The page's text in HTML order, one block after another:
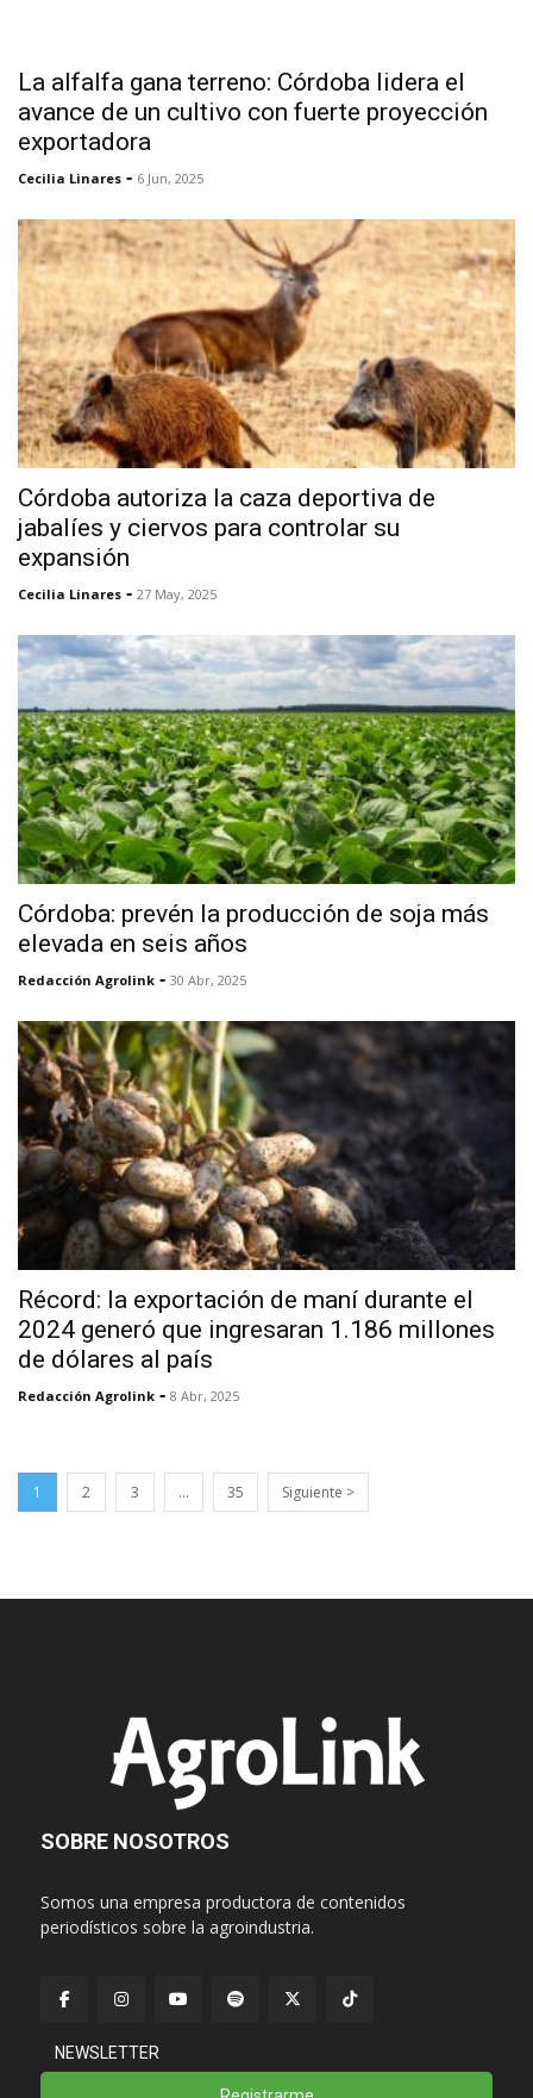
La alfalfa gana terreno: Córdoba lidera el
avance de un cultivo con fuerte proyección
exportadora
Cecilia Linares - 6 Jun, 2025
Córdoba autoriza la caza deportiva de
jabalíes y ciervos para controlar su
expansión
Cecilia Linares - 27 May, 2025
Córdoba: prevén la producción de soja más
elevada en seis años
Redacción Agrolink - 30 Abr, 2025
Récord: la exportación de maní durante el
2024 generó que ingresaran 1.186 millones
de dólares al país
Redacción Agrolink - 8 Abr, 2025
1 2 3 … 35 Siguiente >
SOBRE NOSOTROS
Somos una empresa productora de contenidos
periodísticos sobre la agroindustria.
NEWSLETTER